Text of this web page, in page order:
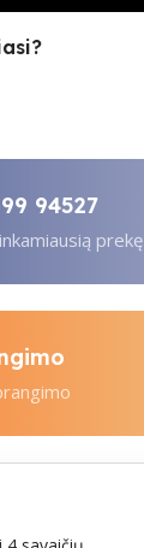
94527
prekę